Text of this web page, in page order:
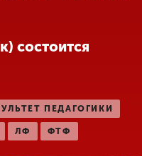
состоится
ПЕДАГОГИКИ
ЛФ ФТФ